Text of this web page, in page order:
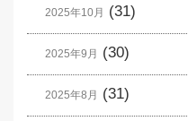
2025年10月 (31)
2025年9月 (30)
2025年8月 (31)